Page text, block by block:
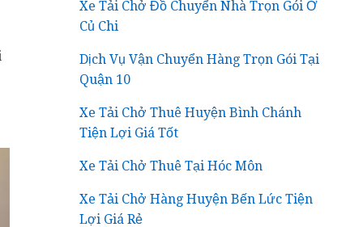
Xe Tải Chở Đồ Chuyển Nhà Trọn Gói Ở
Củ Chi
Dịch Vụ Vận Chuyển Hàng Trọn Gói Tại
Quận 10
Xe Tải Chở Thuê Huyện Bình Chánh
Tiện Lợi Giá Tốt
Xe Tải Chở Thuê Tại Hóc Môn
Xe Tải Chở Hàng Huyện Bến Lức Tiện
Lợi Giá Rẻ